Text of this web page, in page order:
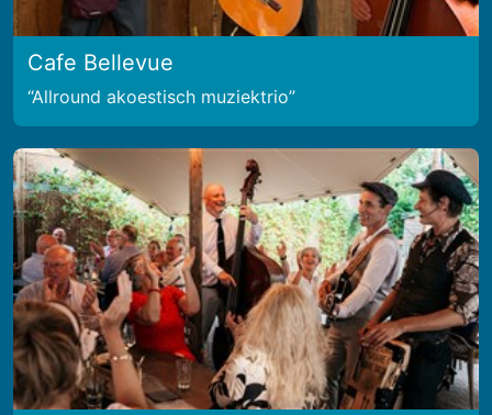
Cafe Bellevue
Allround akoestisch muziektrio